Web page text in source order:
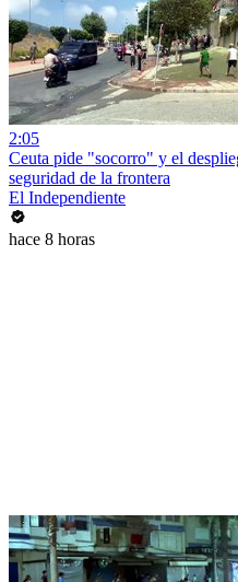
2:05
Ceuta pide "socorro" y el
seguridad de la frontera
El Independiente
hace 8 horas